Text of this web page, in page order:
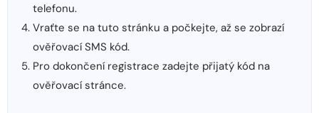
telefonu.
Vraťte se na tuto stránku a počkejte, až se zobrazí
ověřovací SMS kód.
Pro dokončení registrace zadejte přijatý kód na
ověřovací stránce.